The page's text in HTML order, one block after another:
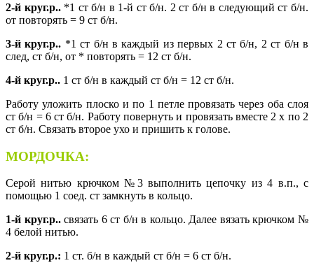
2-й круг.р..*1 ст б/н в 1-й ст б/н. 2 ст б/н в следующий ст б/н.
от повторять = 9 ст б/н.
3-й круг.р.. *1 ст б/н в каждый из первых 2 ст б/н, 2 ст б/н в
след, ст б/н, от * повторять = 12 ст б/н.
4-й круг.р.. 1 ст б/н в каждый ст б/н = 12 ст б/н.
Работу уложить плоско и по 1 петле провязать через оба слоя
ст б/н = 6 ст б/н. Работу повернуть и провязать вместе 2 х по 2
ст б/н. Связать второе ухо и пришить к голове.
МОРДОЧКА:
Серой нитью крючком №3 выполнить цепочку из 4 в.п., с
помощью 1 соед. ст замкнуть в кольцо.
1-й круг.р..связать 6 ст б/н в кольцо. Далее вязать крючком №
4 белой нитью.
2-й круг.р.: 1 ст. б/н в каждый ст б/н = 6 ст б/н.